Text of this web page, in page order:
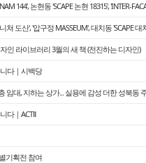
144', 논현동 'SCAPE 논현 18315', 'INTER-
도산', '압구정 MASSEUM', 대치동 'SCAPE 대
인 라이브러리 3월의 새 책 (전진하는 디자인)
다｜시백당
임대, 지하는 상가... 실용에 감성 더한 성북동
다｜ACTⅡ
기획전 참여